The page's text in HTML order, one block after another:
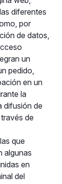
diferentes
por
de datos,
un
pedido,
en un
la
difusión de
de
que
algunas
en
del